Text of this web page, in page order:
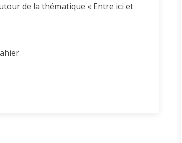
de la thématique « Entre ici et